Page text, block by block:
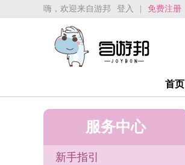
嗨，欢迎来自游邦 登入 免费注册
首页
服务中心
新手指引